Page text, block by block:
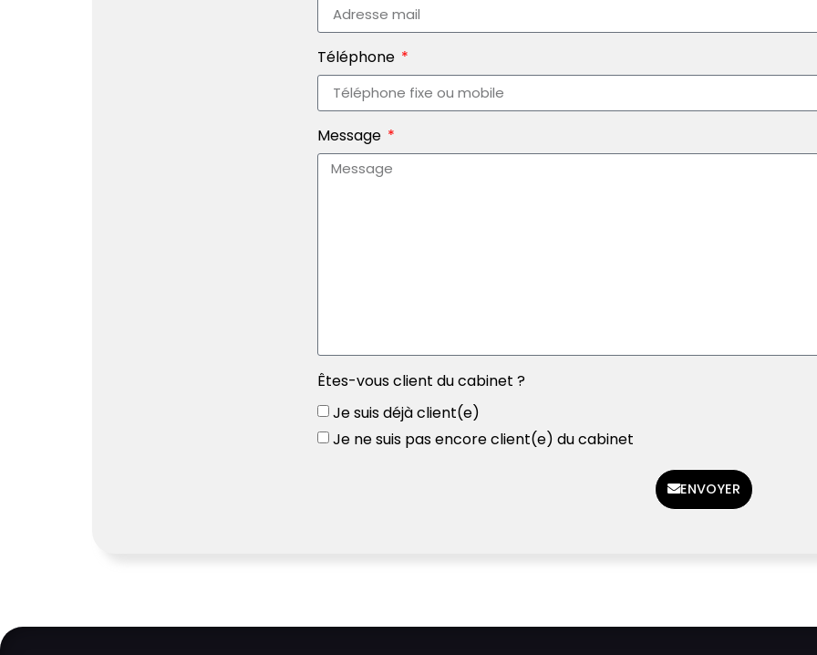
Téléphone
Message
Êtes-vous client du cabinet ?
Je suis déjà client(e)
Je ne suis pas encore client(e) du cabinet
ENVOYER